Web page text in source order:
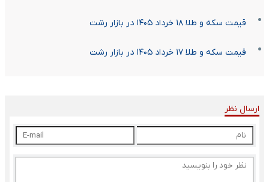
قیمت سکه و طلا ۱۸ خرداد ۱۴۰۵ در بازار رشت
قیمت سکه و طلا ۱۷ خرداد ۱۴۰۵ در بازار رشت
ارسال نظر